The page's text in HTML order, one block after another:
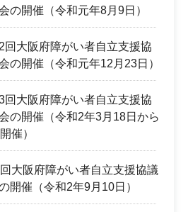
の開催（令和元年8月9日）
大阪府障がい者自立支援協
の開催（令和元年12月23日）
大阪府障がい者自立支援協
の開催（令和2年3月18日から
催）
大阪府障がい者自立支援協議
開催（令和2年9月10日）